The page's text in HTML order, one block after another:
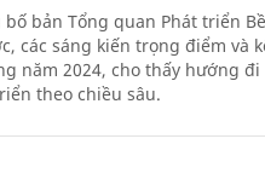
bố bản Tổng quan Phát triển
các sáng kiến trọng điểm và
năm 2024, cho thấy hướng
theo chiều sâu.